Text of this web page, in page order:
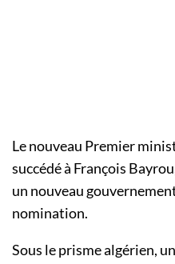
Le nouveau Premier
succédé à François
un nouveau
nomination.
Sous le prisme algérien,